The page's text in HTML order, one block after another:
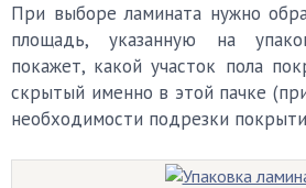
При выборе ламината нужно
площадь, указанную на
покажет, какой участок пола
скрытый именно в этой пачке
необходимости подрезки